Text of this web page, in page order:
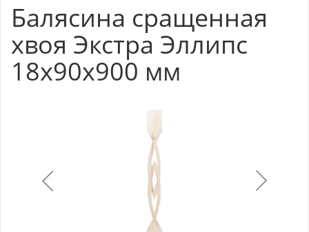
Балясина сращенная
хвоя Экстра Эллипс
18x90x900 мм